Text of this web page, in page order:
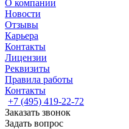
О компании
Новости
Отзывы
Карьера
Контакты
Лицензии
Реквизиты
Правила работы
Контакты
+7 (495) 419-22-72
Заказать звонок
Задать вопрос